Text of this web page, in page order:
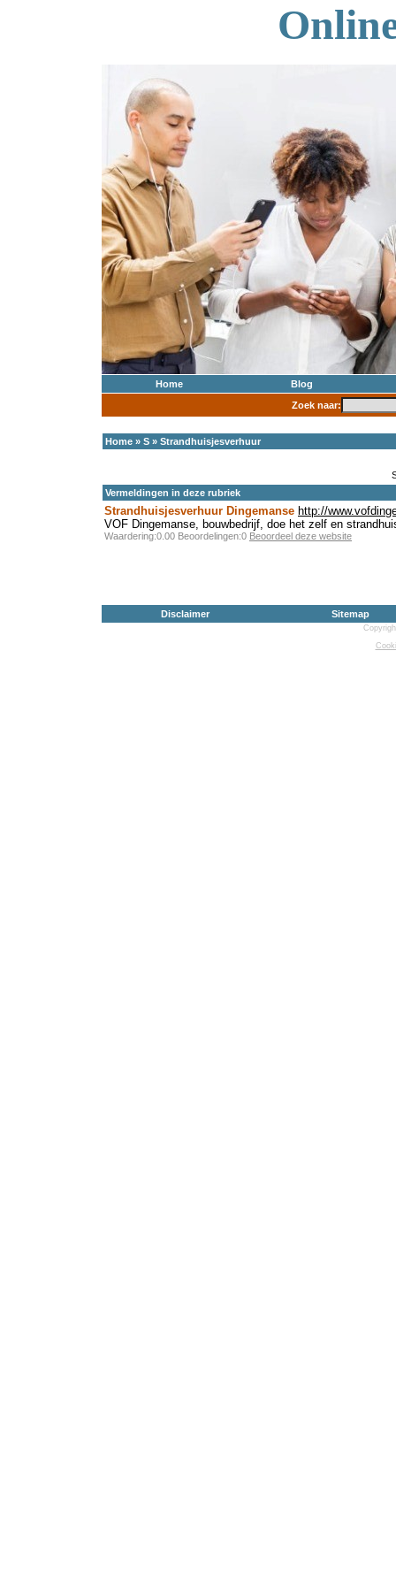
Home
Blog
Zoek naar:
Home » S » Strandhuisjesverhuur
Vermeldingen in deze rubriek
Strandhuisjesverhuur Dingemanse http://
VOF Dingemanse, bouwbedrijf, doe het zelf en
Waardering:0.00 Beoordelingen:0 Beoordeel deze website
Disclaimer Sitemap